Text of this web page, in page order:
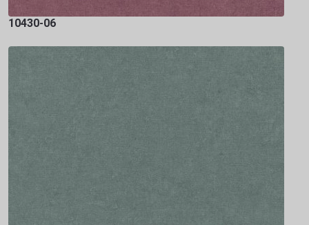
10430-06